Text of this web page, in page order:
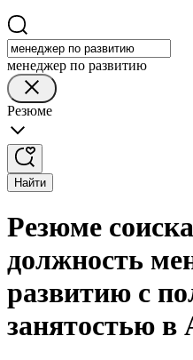
менеджер по развитию
Резюме
Найти
Резюме
должность
развитию с
занятостью в